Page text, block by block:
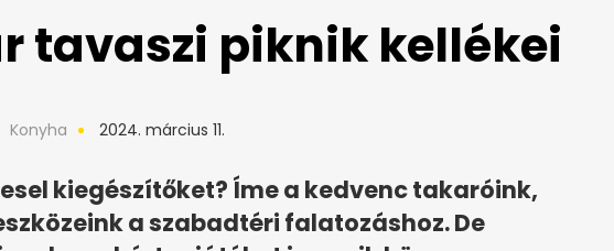
tavaszi piknik kellékei
Konyha 2024. március 11.
kiegészítőket? Íme a kedvenc takaróink,
a szabadtéri falatozáshoz. De